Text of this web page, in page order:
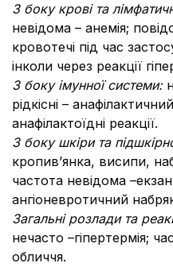
З боку крові та
невідома – анемія;
кровотечі під час
інколи через реакції
З боку імунної системи:
рідкісні –
анафілактоїдні реакції.
З боку шкіри та
кропив’янка, висипи,
частота невідома
ангіоневротичний
Загальні розлади та
нечасто –гіпертермія;
обличчя.